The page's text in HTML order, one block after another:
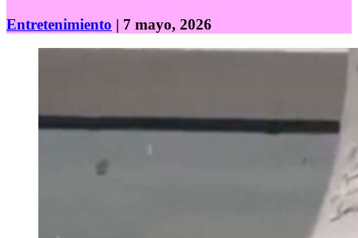
Entretenimiento | 7 mayo, 2026